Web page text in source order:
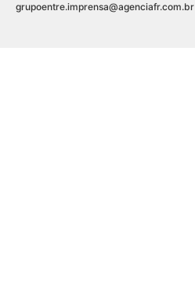
grupoentre.imprensa@agenciafr.com.br